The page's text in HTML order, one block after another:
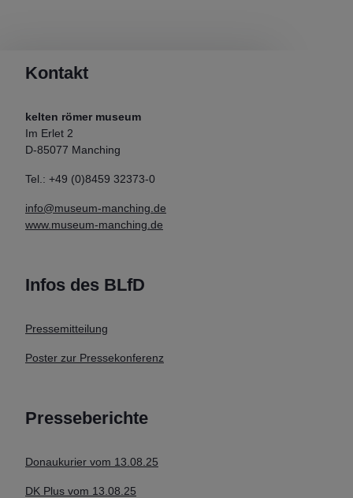
Kontakt
kelten römer museum
Im Erlet 2
D-85077 Manching
Tel.: +49 (0)8459 32373-0
info@museum-manching.de
www.museum-manching.de
Infos des BLfD
Pressemitteilung
Poster zur Pressekonferenz
Presseberichte
Donaukurier vom 13.08.25
DK Plus vom 13.08.25